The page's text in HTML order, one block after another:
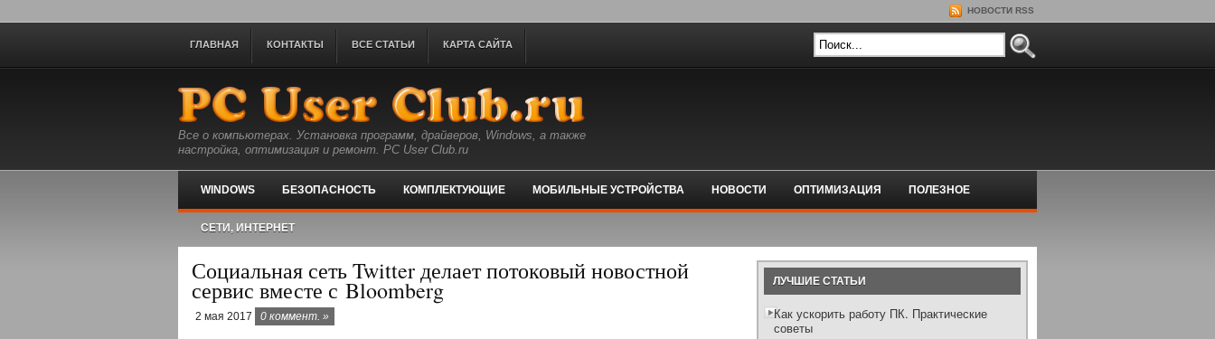
НОВОСТИ RSS
ГЛАВНАЯ КОНТАКТЫ ВСЕ СТАТЬИ КАРТА САЙТА
Все о компьютерах. Установка программ, драйверов, Windows, а также
настройка, оптимизация и ремонт. PC User Club.ru
WINDOWS БЕЗОПАСНОСТЬ КОМПЛЕКТУЮЩИЕ МОБИЛЬНЫЕ УСТРОЙСТВА НОВОСТИ ОПТИМИЗАЦИЯ ПОЛЕЗНОЕ
СЕТИ, ИНТЕРНЕТ
Социальная сеть Twitter делает потоковый новостной
сервис вместе с Bloomberg
2 мая 2017 0 коммент. »
ЛУЧШИЕ СТАТЬИ
Как ускорить работу ПК. Практические
советы